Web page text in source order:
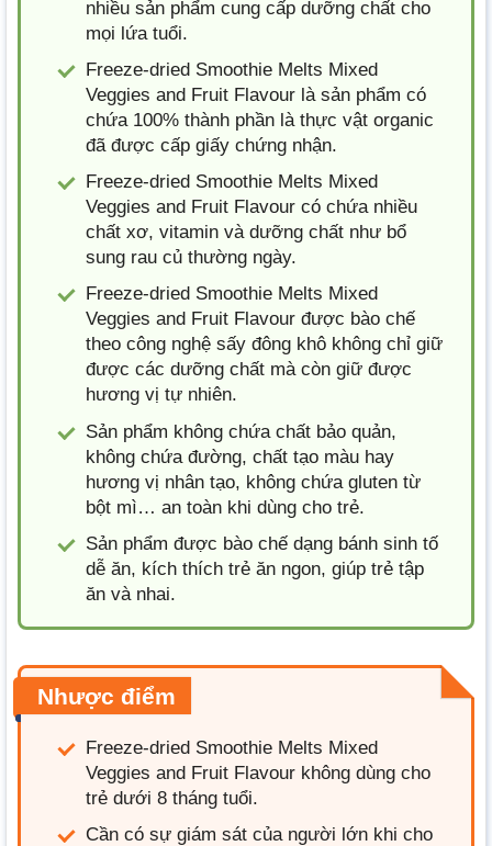
nhiều sản phẩm cung cấp dưỡng chất cho
mọi lứa tuổi.
Freeze-dried Smoothie Melts Mixed
Veggies and Fruit Flavour là sản phẩm có
chứa 100% thành phần là thực vật organic
đã được cấp giấy chứng nhận.
Freeze-dried Smoothie Melts Mixed
Veggies and Fruit Flavour có chứa nhiều
chất xơ, vitamin và dưỡng chất như bổ
sung rau củ thường ngày.
Freeze-dried Smoothie Melts Mixed
Veggies and Fruit Flavour được bào chế
theo công nghệ sấy đông khô không chỉ giữ
được các dưỡng chất mà còn giữ được
hương vị tự nhiên.
Sản phẩm không chứa chất bảo quản,
không chứa đường, chất tạo màu hay
hương vị nhân tạo, không chứa gluten từ
bột mì… an toàn khi dùng cho trẻ.
Sản phẩm được bào chế dạng bánh sinh tố
dễ ăn, kích thích trẻ ăn ngon, giúp trẻ tập
ăn và nhai.
Nhược điểm
Freeze-dried Smoothie Melts Mixed
Veggies and Fruit Flavour không dùng cho
trẻ dưới 8 tháng tuổi.
Cần có sự giám sát của người lớn khi cho